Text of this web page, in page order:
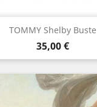
TOMMY Shelby Buste
Prix
35,00 €